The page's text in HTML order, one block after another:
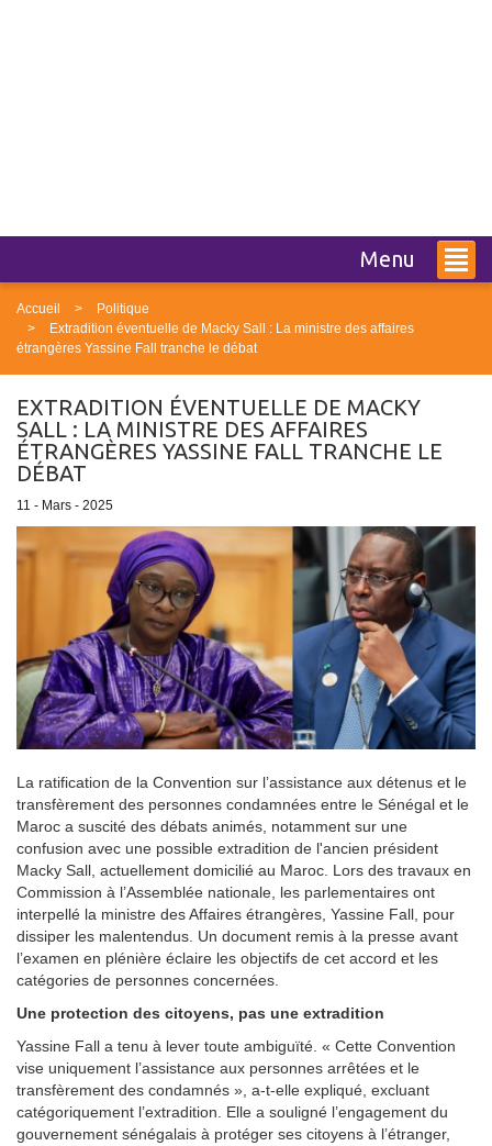
Menu
Accueil
Politique
Extradition éventuelle de Macky Sall : La ministre des affaires
étrangères Yassine Fall tranche le débat
EXTRADITION ÉVENTUELLE DE MACKY
SALL : LA MINISTRE DES AFFAIRES
ÉTRANGÈRES YASSINE FALL TRANCHE LE
DÉBAT
11 - Mars - 2025
La ratification de la Convention sur l’assistance aux détenus et le
transfèrement des personnes condamnées entre le Sénégal et le
Maroc a suscité des débats animés, notamment sur une
confusion avec une possible extradition de l'ancien président
Macky Sall, actuellement domicilié au Maroc. Lors des travaux en
Commission à l’Assemblée nationale, les parlementaires ont
interpellé la ministre des Affaires étrangères, Yassine Fall, pour
dissiper les malentendus. Un document remis à la presse avant
l’examen en plénière éclaire les objectifs de cet accord et les
catégories de personnes concernées.
Une protection des citoyens, pas une extradition
Yassine Fall a tenu à lever toute ambiguïté. « Cette Convention
vise uniquement l’assistance aux personnes arrêtées et le
transfèrement des condamnés », a-t-elle expliqué, excluant
catégoriquement l’extradition. Elle a souligné l’engagement du
gouvernement sénégalais à protéger ses citoyens à l’étranger,